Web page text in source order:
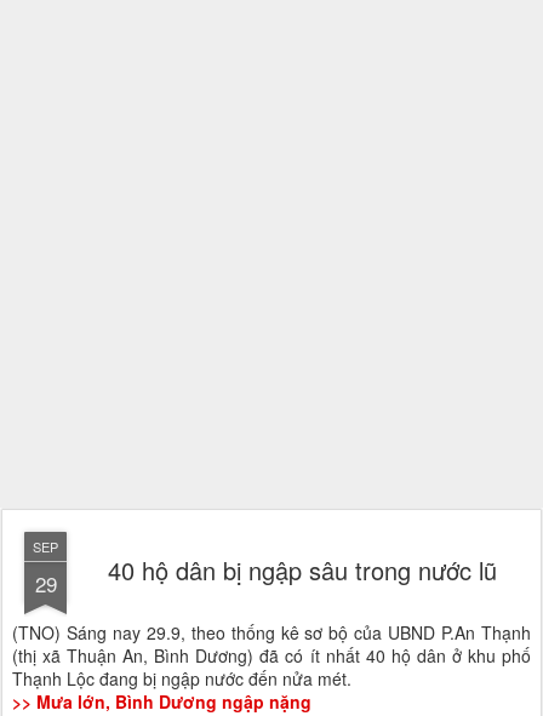
SEP
29 40 hộ dân bị ngập sâu trong nước lũ
(TNO) Sáng nay 29.9, theo thống kê sơ bộ của UBND P.An Thạnh
(thị xã Thuận An, Bình Dương) đã có ít nhất 40 hộ dân ở khu phố
Thạnh Lộc đang bị ngập nước đến nửa mét.
>> Mưa lớn, Bình Dương ngập nặng